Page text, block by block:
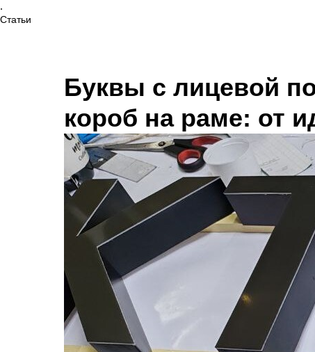
.
Статьи
Буквы с лицевой
короб на раме: от